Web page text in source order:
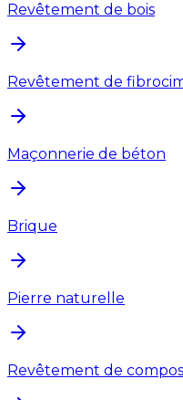
Revêtement de bois
Revêtement de
Maçonnerie de béton
Brique
Pierre naturelle
Revêtement de